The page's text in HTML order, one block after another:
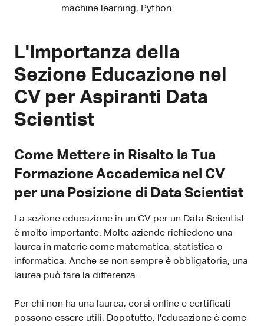
machine learning, Python
L'Importanza della
Sezione Educazione nel
CV per Aspiranti Data
Scientist
Come Mettere in Risalto la Tua
Formazione Accademica nel CV
per una Posizione di Data Scientist
La sezione educazione in un CV per un Data Scientist
è molto importante. Molte aziende richiedono una
laurea in materie come matematica, statistica o
informatica. Anche se non sempre è obbligatoria, una
laurea può fare la differenza.
Per chi non ha una laurea, corsi online e certificati
possono essere utili. Dopotutto, l'educazione è come